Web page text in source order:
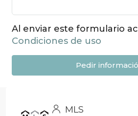
Al enviar este formulario
Condiciones de uso
Pedir
MLS